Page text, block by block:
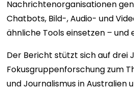
Nachrichtenorganisationen
Chatbots, Bild-, Audio- und
ähnliche Tools einsetzen – und
Der Bericht stützt sich auf drei
Fokusgruppenforschung zum
und Journalismus in Australien